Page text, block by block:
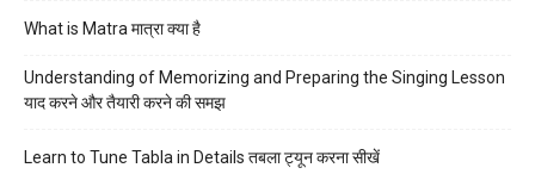
What is Matra मात्रा क्या है
Understanding of Memorizing and Preparing the Singing Lesson
याद करने और तैयारी करने की समझ
Learn to Tune Tabla in Details तबला ट्यून करना सीखें